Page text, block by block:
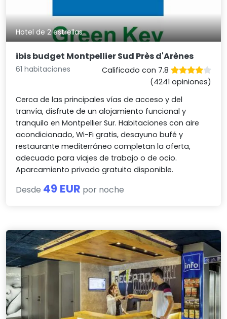
Hotel de 2 estrellas
ibis budget Montpellier Sud Près d'Arènes
61 habitaciones
Calificado con 7.8
(4241 opiniones)
Cerca de las principales vías de acceso y del
tranvía, disfrute de un alojamiento funcional y
tranquilo en Montpellier Sur. Habitaciones con aire
acondicionado, Wi-Fi gratis, desayuno bufé y
restaurante mediterráneo completan la oferta,
adecuada para viajes de trabajo o de ocio.
Aparcamiento privado gratuito disponible.
Desde 49 EUR por noche